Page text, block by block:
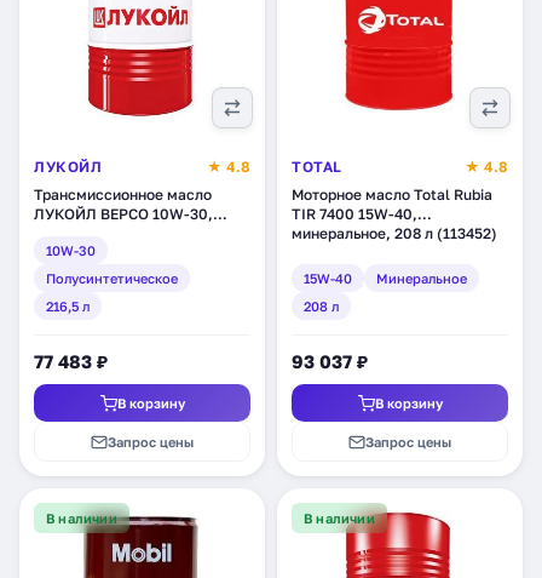
ЛУКОЙЛ
★ 4.8
Трансмиссионное масло
ЛУКОЙЛ ВЕРСО 10W-30,
(212621)
10W-30
Полусинтетическое
216,5 л
77 483 ₽
В корзину
Запрос цены
TOTAL
★ 4.8
Моторное масло Total Rubia
TIR 7400 15W-40,
минеральное, 208 л (113452)
15W-40
Минеральное
208 л
93 037 ₽
В корзину
Запрос цены
В наличии В наличии